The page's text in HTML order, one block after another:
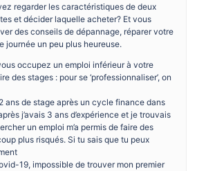
regarder les caractéristiques de deux
et décider laquelle acheter? Et vous
des conseils de dépannage, réparer votre
journée un peu plus heureuse.
occupez un emploi inférieur à votre
des stages : pour se ‘professionnaliser’, on
ans de stage après un cycle finance dans
j’avais 3 ans d’expérience et je trouvais
un emploi m’a permis de faire des
plus risqués. Si tu sais que tu peux
19, impossible de trouver mon premier